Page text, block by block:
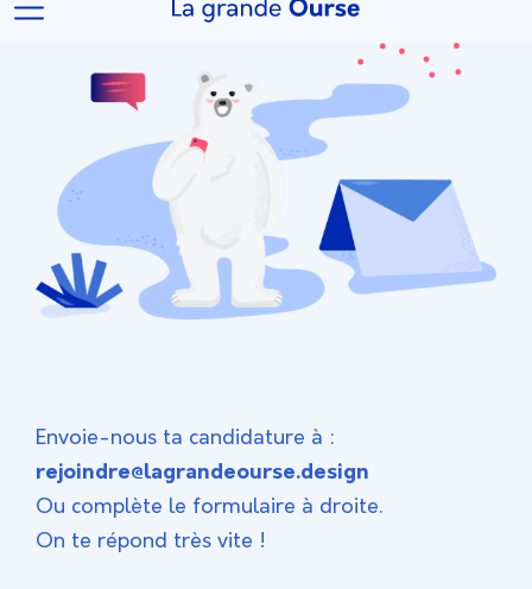
Envoie-nous ta candidature à :
rejoindre@lagrandeourse.design
Ou complète le formulaire à droite.
On te répond très vite !